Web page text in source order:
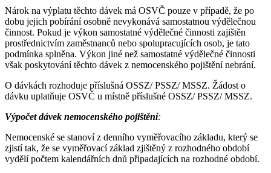
Nárok na výplatu těchto dávek má OSVČ pouze v případě, že po
dobu jejich pobírání osobně nevykonává samostatnou výdělečnou
činnost. Pokud je výkon samostatné výdělečné činnosti zajištěn
prostřednictvím zaměstnanců nebo spolupracujících osob, je tato
podmínka splněna. Výkon jiné než samostatné výdělečné činnosti
však poskytování těchto dávek z nemocenského pojištění nebrání.
O dávkách rozhoduje příslušná OSSZ/ PSSZ/ MSSZ. Žádost o
dávku uplatňuje OSVČ u místně příslušné OSSZ/ PSSZ/ MSSZ.
Výpočet dávek nemocenského pojištění:
Nemocenské se stanoví z denního vyměřovacího základu, který se
zjistí tak, že se vyměřovací základ zjištěný z rozhodného období
vydělí počtem kalendářních dnů připadajících na rozhodné období.